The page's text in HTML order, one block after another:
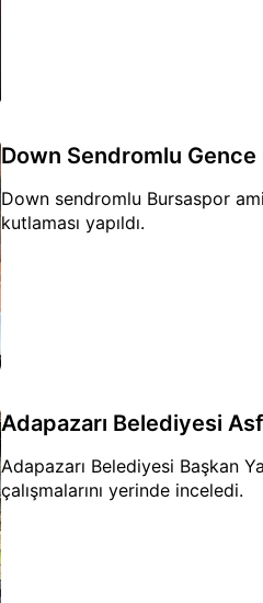
Down Sendromlu Gence
Down sendromlu Bursaspor
kutlaması yapıldı.
Adapazarı Belediyesi
Adapazarı Belediyesi Başkan
çalışmalarını yerinde inceledi.